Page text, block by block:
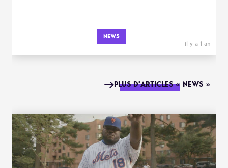
NEWS
il y a 1 an
PLUS D'ARTICLES « NEWS »